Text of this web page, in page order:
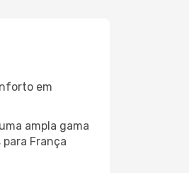
em
ampla gama
França